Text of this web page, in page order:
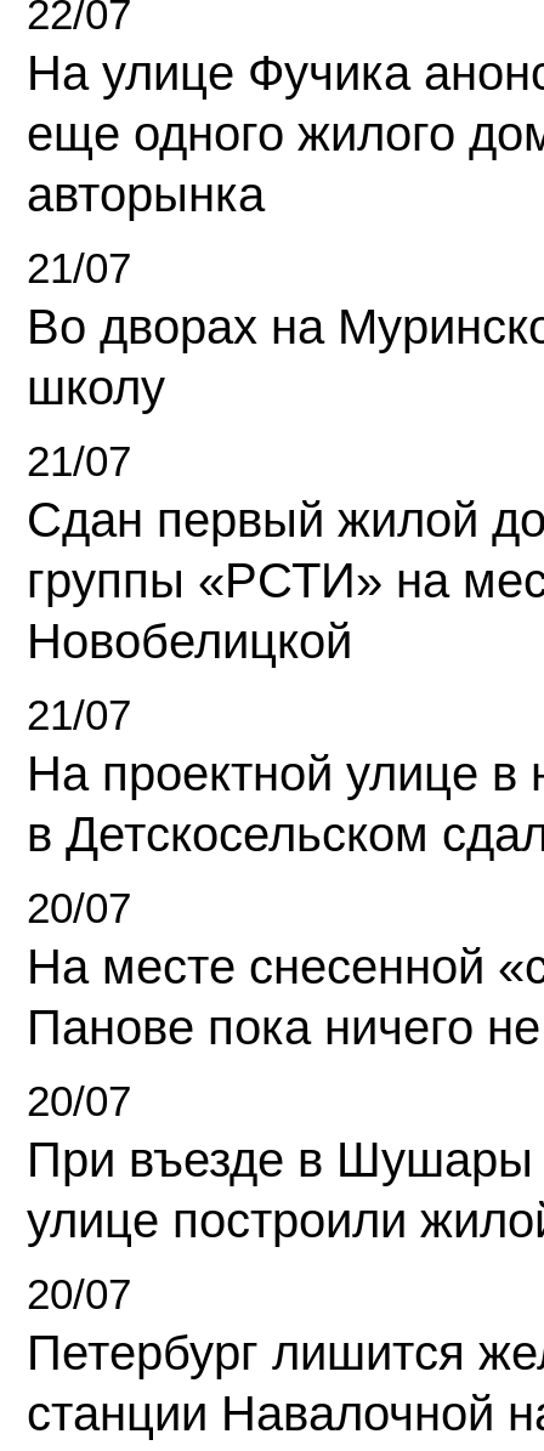
22/07
На улице Фучика
еще одного жилого
авторынка
21/07
Во дворах на
школу
21/07
Сдан первый жилой
группы «РСТИ» на
Новобелицкой
21/07
На проектной улице
в Детскосельском
20/07
На месте снесенной
Панове пока ничего
20/07
При въезде в Шушары
улице построили
20/07
Петербург лишится
станции Навалочной